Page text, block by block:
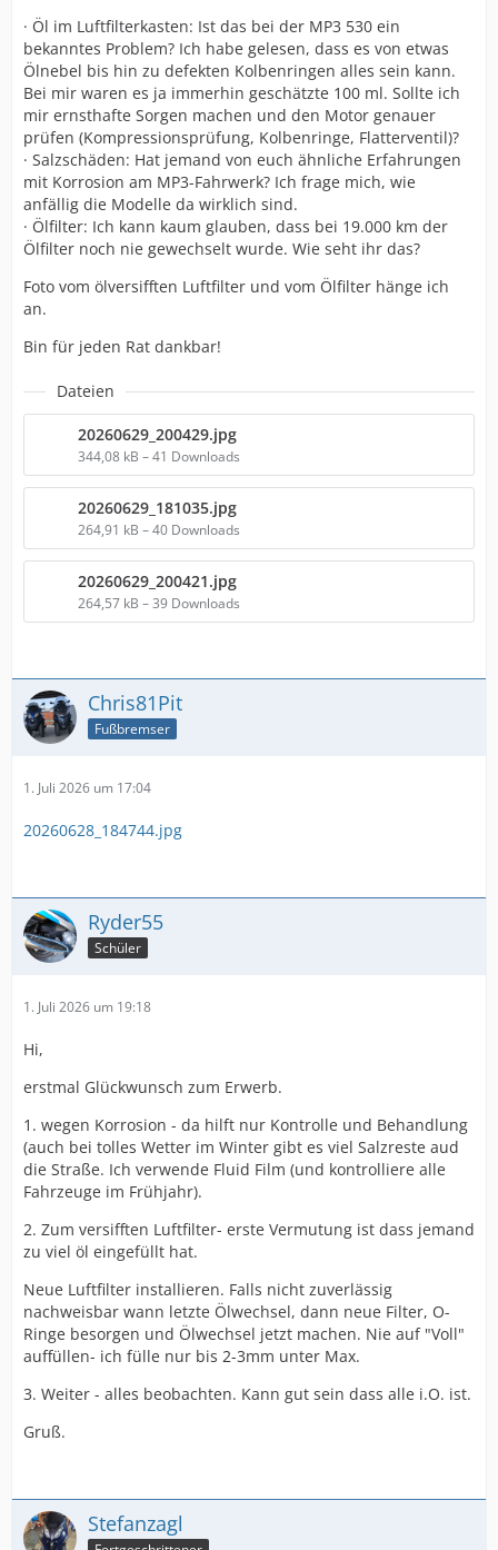
· Öl im Luftfilterkasten: Ist das bei der MP3 530 ein
bekanntes Problem? Ich habe gelesen, dass es von etwas
Ölnebel bis hin zu defekten Kolbenringen alles sein kann.
Bei mir waren es ja immerhin geschätzte 100 ml. Sollte ich
mir ernsthafte Sorgen machen und den Motor genauer
prüfen (Kompressionsprüfung, Kolbenringe, Flatterventil)?
· Salzschäden: Hat jemand von euch ähnliche Erfahrungen
mit Korrosion am MP3-Fahrwerk? Ich frage mich, wie
anfällig die Modelle da wirklich sind.
· Ölfilter: Ich kann kaum glauben, dass bei 19.000 km der
Ölfilter noch nie gewechselt wurde. Wie seht ihr das?
Foto vom ölversifften Luftfilter und vom Ölfilter hänge ich
an.
Bin für jeden Rat dankbar!
Dateien
20260629_200429.jpg
344,08 kB – 41 Downloads
20260629_181035.jpg
264,91 kB – 40 Downloads
20260629_200421.jpg
264,57 kB – 39 Downloads
Chris81Pit
Fußbremser
1. Juli 2026 um 17:04
20260628_184744.jpg
Ryder55
Schüler
1. Juli 2026 um 19:18
Hi,
erstmal Glückwunsch zum Erwerb.
1. wegen Korrosion - da hilft nur Kontrolle und Behandlung
(auch bei tolles Wetter im Winter gibt es viel Salzreste aud
die Straße. Ich verwende Fluid Film (und kontrolliere alle
Fahrzeuge im Frühjahr).
2. Zum versifften Luftfilter- erste Vermutung ist dass jemand
zu viel öl eingefüllt hat.
Neue Luftfilter installieren. Falls nicht zuverlässig
nachweisbar wann letzte Ölwechsel, dann neue Filter, O-
Ringe besorgen und Ölwechsel jetzt machen. Nie auf "Voll"
auffüllen- ich fülle nur bis 2-3mm unter Max.
3. Weiter - alles beobachten. Kann gut sein dass alle i.O. ist.
Gruß.
Stefanzagl